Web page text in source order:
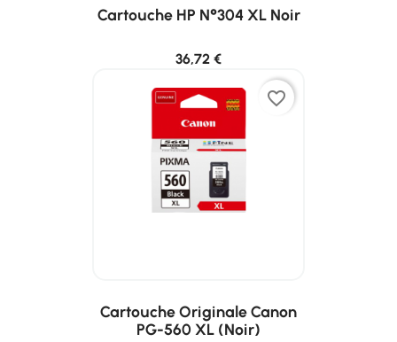
Cartouche HP N°304 XL Noir
36,72 €
favorite_border
Cartouche Originale Canon
PG-560 XL (noir)